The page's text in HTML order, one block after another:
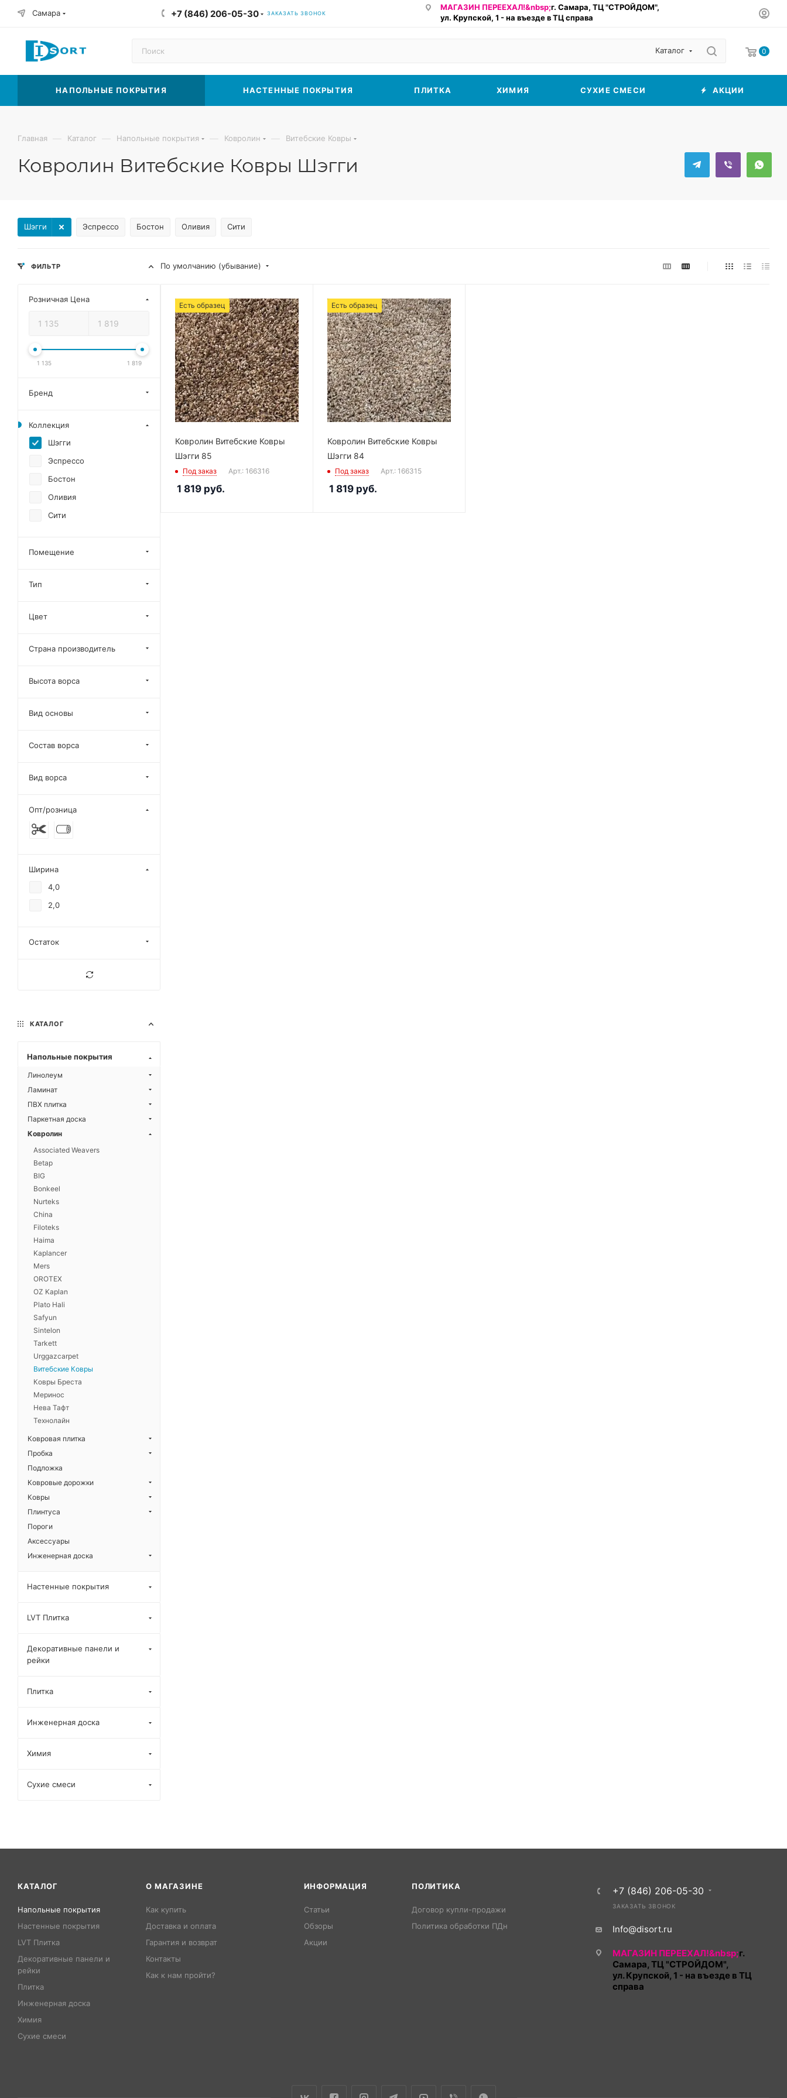
Самара +7 (846) 206-05-30 ЗАКАЗАТЬ ЗВОНОК
МАГАЗИН ПЕРЕЕХАЛ!&nbsp;г. Самара, ТЦ "СТРОЙДОМ",
ул. Крупской, 1 - на въезде в ТЦ справа
Каталог 0
НАПОЛЬНЫЕ ПОКРЫТИЯ НАСТЕННЫЕ ПОКРЫТИЯ ПЛИТКА ХИМИЯ СУХИЕ СМЕСИ АКЦИИ
Главная — Каталог — Напольные покрытия — Ковролин — Витебские Ковры
Ковролин Витебские Ковры Шэгги
Шэгги Эспрессо Бостон Оливия Сити
По умолчанию (убывание)
Есть образец
Ковролин Витебские Ковры
Шэгги 85
Под заказ Арт.: 166316
1 819 руб.
Есть образец
Ковролин Витебские Ковры
Шэгги 84
Под заказ Арт.: 166315
1 819руб.
ФИЛЬТР
Розничная Цена
1 135 1 819
Бренд
Коллекция
Шэгги
Эспрессо
Бостон
Оливия
Сити
Помещение
Тип
Цвет
Страна производитель
Высота ворса
Вид основы
Состав ворса
Вид ворса
Опт/розница
Ширина
4,0
2,0
Остаток
КАТАЛОГ
Напольные покрытия
Линолеум
Ламинат
ПВХ плитка
Паркетная доска
Ковролин
Associated Weavers
Betap
BIG
Bonkeel
Nurteks
China
Filoteks
Haima
Kaplancer
Mers
OROTEX
OZ Kaplan
Plato Hali
Safyun
Sintelon
Tarkett
Urggazcarpet
Витебские Ковры
Ковры Бреста
Меринос
Нева Тафт
Технолайн
Ковровая плитка
Пробка
Подложка
Ковровые дорожки
Ковры
Плинтуса
Пороги
Аксессуары
Инженерная доска
Настенные покрытия
LVT Плитка
Декоративные панели и
рейки
Плитка
Инженерная доска
Химия
Сухие смеси
КАТАЛОГ
Напольные покрытия
Настенные покрытия
LVT Плитка
Декоративные панели и
рейки
Плитка
Инженерная доска
Химия
Сухие смеси
О МАГАЗИНЕ
Как купить
Доставка и оплата
Гарантия и возврат
Контакты
Как к нам пройти?
ИНФОРМАЦИЯ
Статьи
Обзоры
Акции
ПОЛИТИКА
Договор купли-продажи
Политика обработки ПДн
+7 (846) 206-05-30
ЗАКАЗАТЬ ЗВОНОК
Info@disort.ru
МАГАЗИН ПЕРЕЕХАЛ!&nbsp;г.
Самара, ТЦ "СТРОЙДОМ",
ул. Крупской, 1 - на въезде в ТЦ
справа